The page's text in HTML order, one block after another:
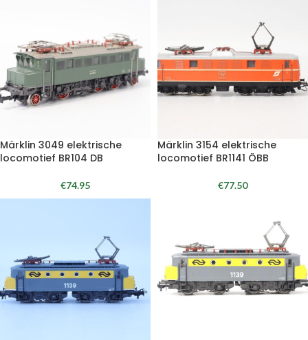
Märklin 3049 elektrische
locomotief BR104 DB
€74.95
Märklin 3154 elektrische
locomotief BR1141 ÖBB
€77.50